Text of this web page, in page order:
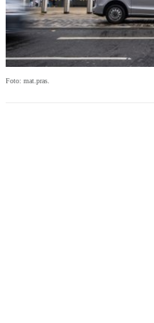
Foto: mat.pras.